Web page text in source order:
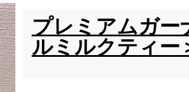
プレミアムガー
ルミルクティー